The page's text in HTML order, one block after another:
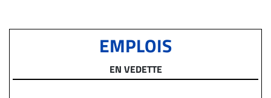
EMPLOIS
EN VEDETTE